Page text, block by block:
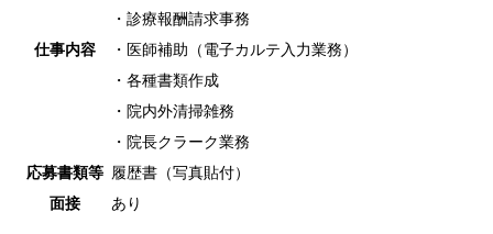
仕事内容
・診療報酬請求事務
・医師補助（電子カルテ入力業務）
・各種書類作成
・院内外清掃雑務
・院長クラーク業務
応募書類等 履歴書（写真貼付）
面接
あり